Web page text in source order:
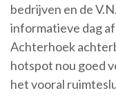
bedrijven en de
informatieve dag
Achterhoek
hotspot nou goed
het vooral